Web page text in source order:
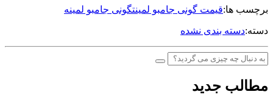
برچسب ها:قیمت گونی جامبو لمینتگونی جامبو لمینه
دسته:دسته بندی نشده
مطالب جدید